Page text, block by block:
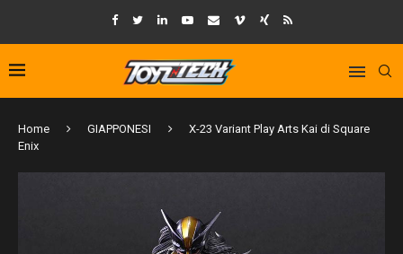
Home GIAPPONESI
X-23 Variant Play Arts Kai di Square
Enix